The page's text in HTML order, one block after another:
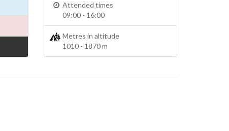
Attended times
09:00 - 16:00
Metres in altitude
1010 - 1870 m